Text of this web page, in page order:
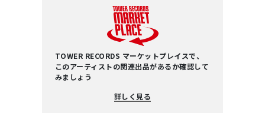
TOWER RECORDS マーケットプレイスで、
このアーティストの関連出品があるか確認して
みましょう
詳しく見る